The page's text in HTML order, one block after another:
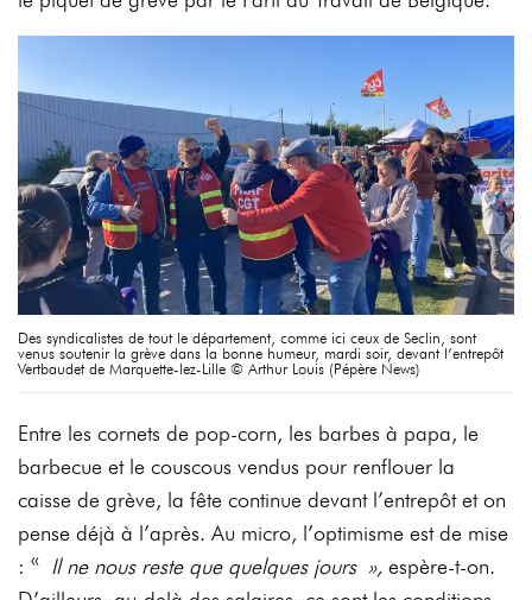
Des syndicalistes de tout le département, comme ici ceux de Seclin, sont
venus soutenir la grève dans la bonne humeur, mardi soir, devant l’entrepôt
Vertbaudet de Marquette-lez-Lille © Arthur Louis (Pépère News)
Entre les cornets de pop-corn, les barbes à papa, le
barbecue et le couscous vendus pour renflouer la
caisse de grève, la fête continue devant l’entrepôt et on
pense déjà à l’après. Au micro, l’optimisme est de mise
: « Il ne nous reste que quelques jours », espère-t-on.